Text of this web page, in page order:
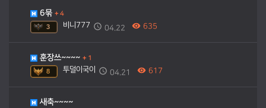
6묶 + 4
3
비니777 04.22 635
훈장쓰~~~~ + 1
8
투덜이국이 04.21 617
새축~~~~